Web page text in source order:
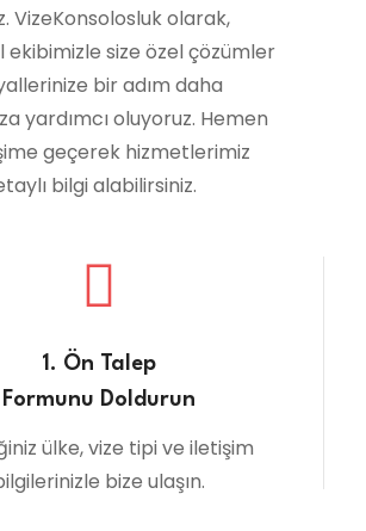
VizeKonsolosluk olarak,
size özel çözümler
bir adım daha
yardımcı oluyoruz. Hemen
geçerek hizmetlerimiz
bilgi alabilirsiniz.
1. Ön Talep
Formunu Doldurun
ülke, vize tipi ve iletişim
bize ulaşın.